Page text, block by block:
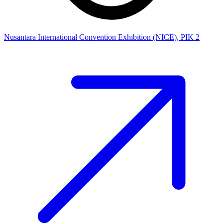
Nusantara International Convention Exhibition (NICE), PIK 2